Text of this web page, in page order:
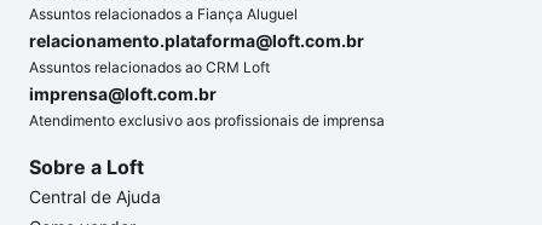
Assuntos relacionados a Fiança Aluguel
relacionamento.plataforma@loft.com.br
Assuntos relacionados ao CRM Loft
imprensa@loft.com.br
Atendimento exclusivo aos profissionais de imprensa
Sobre a Loft
Central de Ajuda